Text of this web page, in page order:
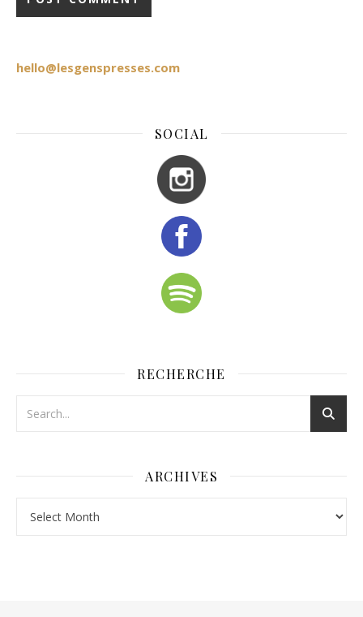
hello@lesgenspresses.com
SOCIAL
RECHERCHE
ARCHIVES